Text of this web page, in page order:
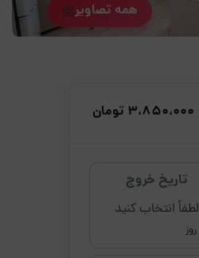
همه تصاویر
3،850،000 تومان
تاریخ خروج
لطفاً انتخاب کنید